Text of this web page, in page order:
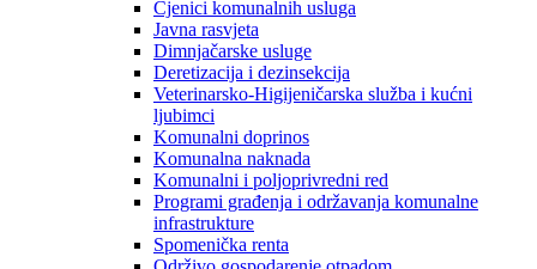
Cjenici komunalnih usluga
Javna rasvjeta
Dimnjačarske usluge
Deretizacija i dezinsekcija
Veterinarsko-Higijeničarska služba i kućni
ljubimci
Komunalni doprinos
Komunalna naknada
Komunalni i poljoprivredni red
Programi građenja i održavanja komunalne
infrastrukture
Spomenička renta